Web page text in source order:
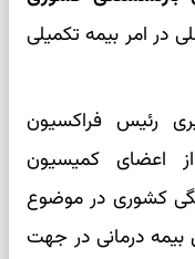
در امر بیمه تکمیلی
رئیس فراکسیون
اعضای کمیسیون
کشوری در موضوع
درمانی در جهت